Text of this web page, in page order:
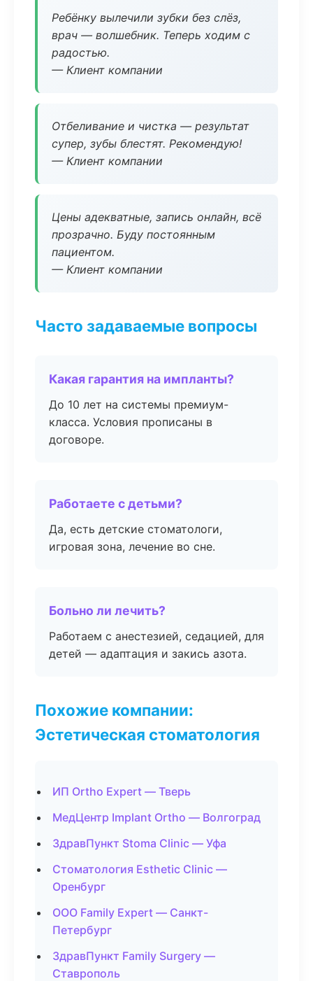
Ребёнку вылечили зубки без слёз,
врач — волшебник. Теперь ходим с
радостью.
— Клиент компании
Отбеливание и чистка — результат
супер, зубы блестят. Рекомендую!
— Клиент компании
Цены адекватные, запись онлайн, всё
прозрачно. Буду постоянным
пациентом.
— Клиент компании
Часто задаваемые вопросы
Какая гарантия на импланты?
До 10 лет на системы премиум-
класса. Условия прописаны в
договоре.
Работаете с детьми?
Да, есть детские стоматологи,
игровая зона, лечение во сне.
Больно ли лечить?
Работаем с анестезией, седацией, для
детей — адаптация и закись азота.
Похожие компании:
Эстетическая стоматология
ИП Ortho Expert — Тверь
МедЦентр Implant Ortho — Волгоград
ЗдравПункт Stoma Clinic — Уфа
Стоматология Esthetic Clinic —
Оренбург
ООО Family Expert — Санкт-
Петербург
ЗдравПункт Family Surgery —
Ставрополь